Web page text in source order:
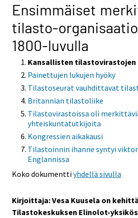
Ensimmäiset
tilasto-
1800-luvulla
Kansallisten tilastovirastojen
Painettujen lukujen hyöky
Tilastoseurat vauhdittavat
Britannian tilastoliike
Tilastovirastoissa oli
yhteiskuntatutkijoita
Kongressien aikakausi
Tilastoinnin ihanne syntyi
Englannissa
Koko dokumenttiyhdellä sivulla
Kirjoittaja: Vesa Kuusela on
Tilastokeskuksen Elinolot-